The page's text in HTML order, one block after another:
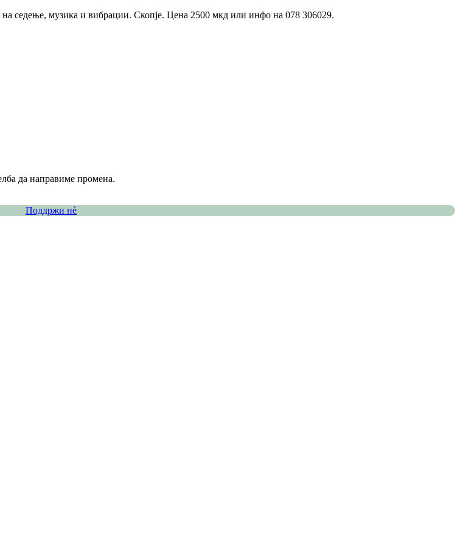
седење, музика и вибрации. Скопје. Цена 2500 мкд или инфо на 078 306029.
да направиме промена.
Поддржи нѐ